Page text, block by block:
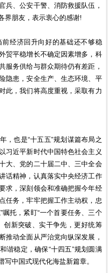
兵、公安干警、消防救援队伍，
界朋友，表示衷心的感谢!
经济回升向好的基础还不够稳
贸平稳增长不确定因素增多，科
服务供给与群众期待仍有差距，
隐患，安全生产、生态环境、平
此，我们将高度重视，采取有力
也是“十五五”规划谋篇布局之
习近平新时代中国特色社会主义
大、党的二十届二中、三中全会
话精神，认真落实中央经济工作
求，深刻领会和准确把握今年经
任务，牢牢把握工作主动权，忠
嘱托，紧盯“一个首要任务、三个
创新突破、实干争先，更好统筹
推动全面从严治党向纵深发展，
谐稳定，确保“十四五”规划圆满
中国式现代化海盐新篇章。